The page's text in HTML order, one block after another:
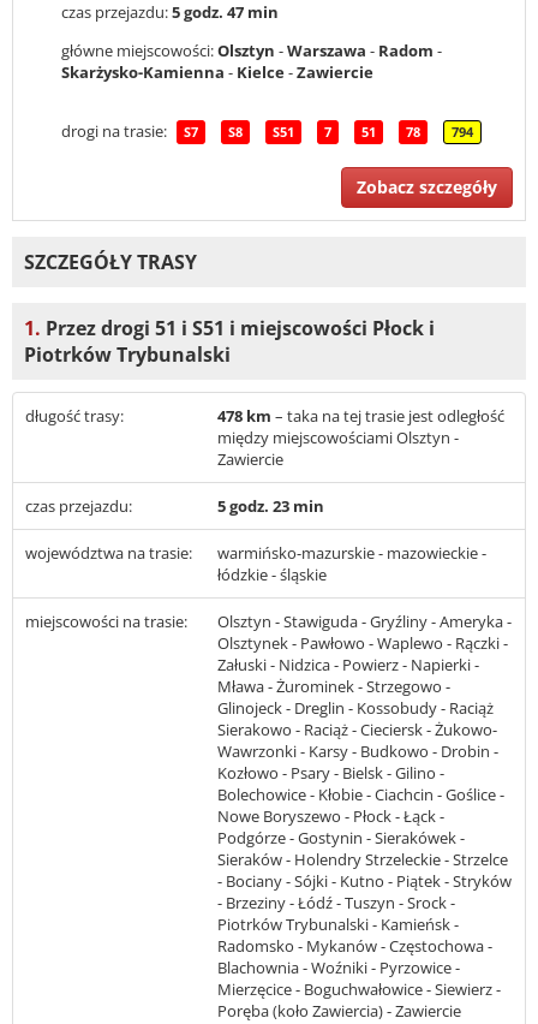
czas przejazdu:5 godz. 47 min
główne miejscowości:Olsztyn -Warszawa - Radom -
Skarżysko-Kamienna - Kielce-Zawiercie
drogi na trasie: S7 S8 S51 7 51 78 794
Zobacz szczegóły
SZCZEGÓŁY TRASY
1. Przez drogi 51 i S51 i miejscowości Płock i
Piotrków Trybunalski
długość trasy: 478 km – taka na tej trasie jest odległość
między miejscowościami Olsztyn -
Zawiercie
czas przejazdu: 5 godz. 23 min
województwa na trasie:
warmińsko-mazurskie - mazowieckie -
łódzkie - śląskie
miejscowości na trasie:
Olsztyn - Stawiguda - Gryźliny - Ameryka -
Olsztynek - Pawłowo - Waplewo - Rączki -
Załuski - Nidzica - Powierz - Napierki -
Mława - Żurominek - Strzegowo -
Glinojeck - Dreglin - Kossobudy - Raciąż
Sierakowo - Raciąż - Cieciersk - Żukowo-
Wawrzonki - Karsy - Budkowo - Drobin -
Kozłowo - Psary - Bielsk - Gilino -
Bolechowice - Kłobie - Ciachcin - Goślice -
Nowe Boryszewo - Płock - Łąck -
Podgórze - Gostynin - Sierakówek -
Sieraków - Holendry Strzeleckie - Strzelce
- Bociany - Sójki - Kutno - Piątek - Stryków
- Brzeziny - Łódź - Tuszyn - Srock -
Piotrków Trybunalski - Kamieńsk -
Radomsko - Mykanów - Częstochowa -
Blachownia - Woźniki - Pyrzowice -
Mierzęcice - Boguchwałowice - Siewierz -
Poręba (koło Zawiercia) - Zawiercie